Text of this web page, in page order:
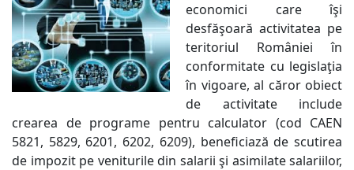
economici care îşi
desfăşoară activitatea pe
teritoriul României în
conformitate cu legislaţia
în vigoare, al căror obiect
de activitate include
crearea de programe pentru calculator (cod CAEN
5821, 5829, 6201, 6202, 6209), beneficiază de scutirea
de impozit pe veniturile din salarii şi asimilate salariilor,